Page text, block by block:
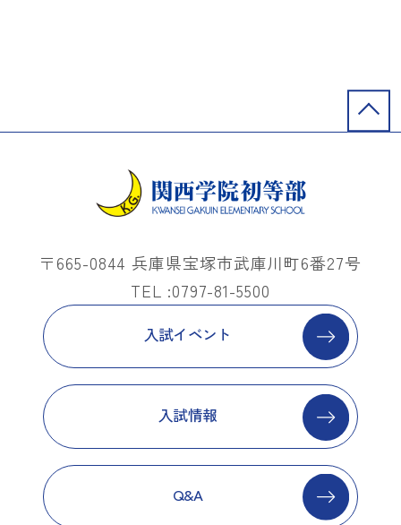
〒665-0844 兵庫県宝塚市武庫川町6番27号
TEL :0797-81-5500
入試イベント
入試情報
Q&A